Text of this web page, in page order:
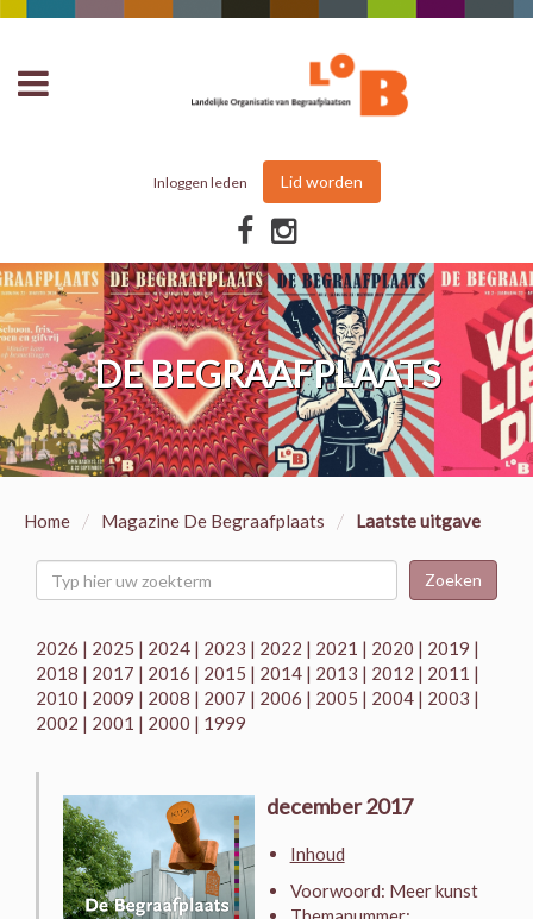
Inloggen leden Lid worden
DE BEGRAAFPLAATS
Home / Magazine De Begraafplaats / Laatste uitgave
Zoeken
2026 | 2025 | 2024 | 2023 | 2022 | 2021 | 2020 | 2019 |
2018 | 2017 | 2016 | 2015 | 2014 | 2013 | 2012 | 2011 |
2010 | 2009 | 2008 | 2007 | 2006 | 2005 | 2004 | 2003 |
2002 | 2001 | 2000 | 1999
december 2017
Inhoud
Voorwoord: Meer kunst